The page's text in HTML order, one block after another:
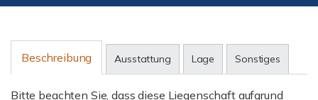
Beschreibung Ausstattung Lage Sonstiges
Bitte beachten Sie, dass diese Liegenschaft aufgrund